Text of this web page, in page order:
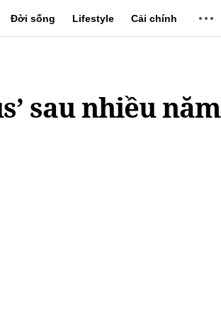
Đời sống Lifestyle Cải chính
sau nhiều năm